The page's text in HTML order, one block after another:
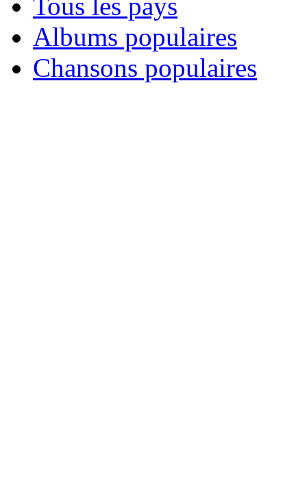
Tous les pays
Albums populaires
Chansons populaires